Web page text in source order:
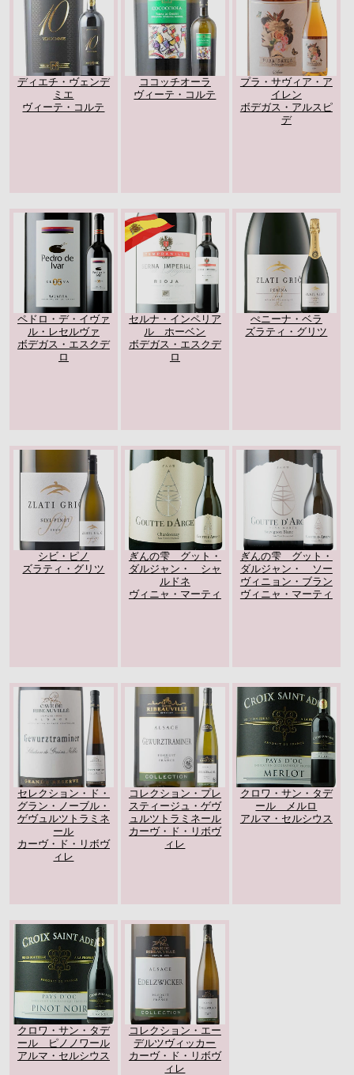
ディエチ・ヴェンデ
ミエ
ヴィーテ・コルテ
ココッチオーラ
ヴィーテ・コルテ
プラ・サヴィア・ア
イレン
ボデガス・アルスピ
デ
ペドロ・デ・イヴァ
ル・レセルヴァ
ボデガス・エスクデ
ロ
セルナ・インペリア
ル ホーベン
ボデガス・エスクデ
ロ
ぺニーナ・ベラ
ズラティ・グリツ
シビ・ピノ
ズラティ・グリツ
ぎんの雫 グット・
ダルジャン・ シャ
ルドネ
ヴィニャ・マーティ
ぎんの雫 グット・
ダルジャン・ ソー
ヴィニョン・ブラン
ヴィニャ・マーティ
セレクション・ド・
グラン・ノーブル・
ゲヴュルツトラミネ
ール
カーヴ・ド・リボヴ
ィレ
コレクション・プレ
スティージュ・ゲヴ
ュルツトラミネール
カーヴ・ド・リボヴ
ィレ
クロワ・サン・タデ
ール メルロ
アルマ・セルシウス
クロワ・サン・タデ
ール ピノノワール
アルマ・セルシウス
コレクション・エー
デルツヴィッカー
カーヴ・ド・リボヴ
ィレ